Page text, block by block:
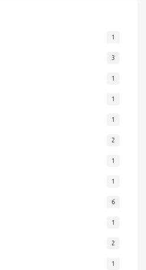
1
3
1
1
1
2
1
1
6
1
2
1